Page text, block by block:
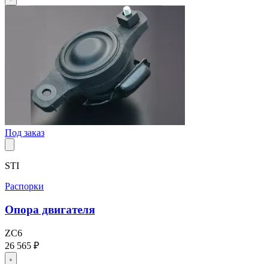
Под заказ
STI
Распорки
Опора двигателя
ZC6
26 565 ₽